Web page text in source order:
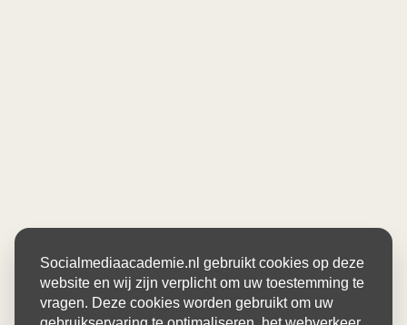
Socialmediaacademie.nl gebruikt cookies op deze
website en wij zijn verplicht om uw toestemming te
vragen. Deze cookies worden gebruikt om uw